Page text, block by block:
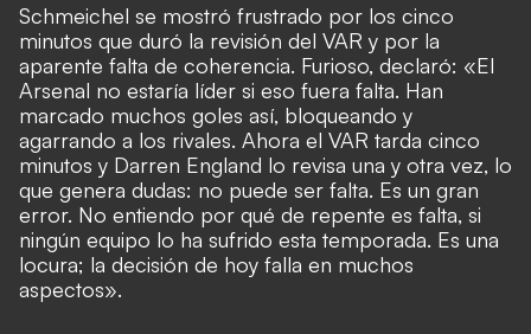
Schmeichel se mostró frustrado por los cinco
minutos que duró la revisión del VAR y por la
aparente falta de coherencia. Furioso, declaró: «El
Arsenal no estaría líder si eso fuera falta. Han
marcado muchos goles así, bloqueando y
agarrando a los rivales. Ahora el VAR tarda cinco
minutos y Darren England lo revisa una y otra vez, lo
que genera dudas: no puede ser falta. Es un gran
error. No entiendo por qué de repente es falta, si
ningún equipo lo ha sufrido esta temporada. Es una
locura; la decisión de hoy falla en muchos
aspectos».